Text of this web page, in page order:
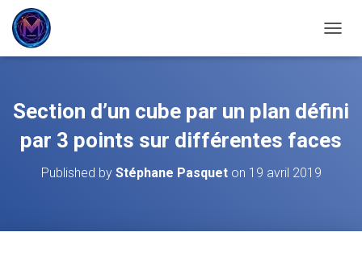
Section d’un cube par un plan défini
par 3 points sur différentes faces
Published by Stéphane Pasqueton 19 avril 2019